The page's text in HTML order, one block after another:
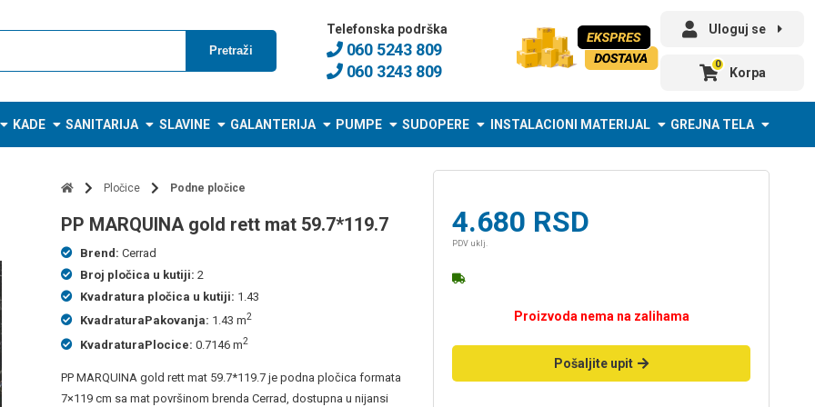
Pretraži
Telefonska podrška
060 5243 809
060 3243 809
Uloguj se
0
Korpa
KADE SANITARIJA SLAVINE GALANTERIJA PUMPE SUDOPERE INSTALACIONI MATERIJAL GREJNA TELA
Pločice Podne pločice
PP MARQUINA gold rett mat 59.7*119.7
Brend: Cerrad
Broj pločica u kutiji: 2
Kvadratura pločica u kutiji: 1.43
KvadraturaPakovanja: 1.43 m2
KvadraturaPlocice: 0.7146 m2
PP MARQUINA gold rett mat 59.7*119.7 je podna pločica formata
7×119 cm sa mat površinom brenda Cerrad, dostupna u nijansi
4.680 RSD
PDV uklj.
Proizvoda nema na zalihama
Pošaljite upit